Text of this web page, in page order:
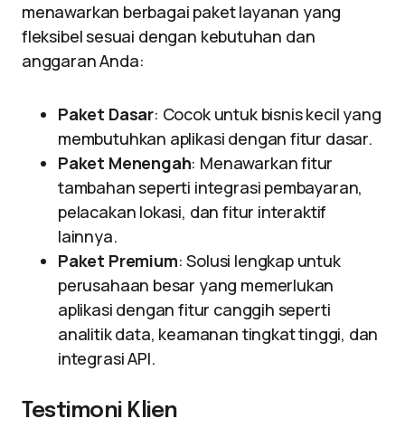
menawarkan berbagai paket layanan yang
fleksibel sesuai dengan kebutuhan dan
anggaran Anda:
Paket Dasar: Cocok untuk bisnis kecil yang
membutuhkan aplikasi dengan fitur dasar.
Paket Menengah: Menawarkan fitur
tambahan seperti integrasi pembayaran,
pelacakan lokasi, dan fitur interaktif
lainnya.
Paket Premium: Solusi lengkap untuk
perusahaan besar yang memerlukan
aplikasi dengan fitur canggih seperti
analitik data, keamanan tingkat tinggi, dan
integrasi API.
Testimoni Klien